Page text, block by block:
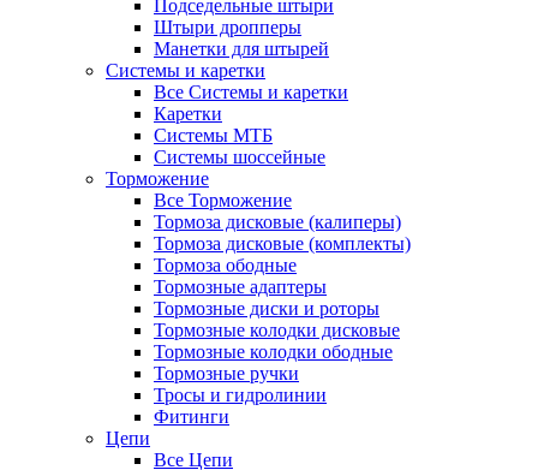
Подседельные штыри
Штыри дропперы
Манетки для штырей
Системы и каретки
Все Системы и каретки
Каретки
Системы МТБ
Системы шоссейные
Торможение
Все Торможение
Тормоза дисковые (калиперы)
Тормоза дисковые (комплекты)
Тормоза ободные
Тормозные адаптеры
Тормозные диски и роторы
Тормозные колодки дисковые
Тормозные колодки ободные
Тормозные ручки
Тросы и гидролинии
Фитинги
Цепи
Все Цепи